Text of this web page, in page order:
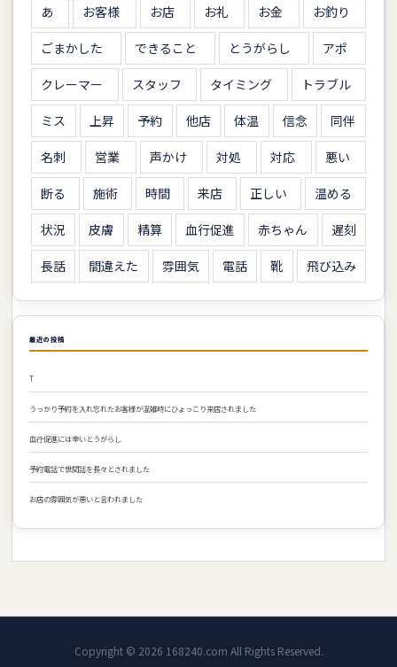
あ お客様 お店 お礼 お金 お釣り
ごまかした できること とうがらし アポ
クレーマー スタッフ タイミング トラブル
ミス 上昇 予約 他店 体温 信念 同伴
名刺 営業 声かけ 対処 対応 悪い
断る 施術 時間 来店 正しい 温める
状況 皮膚 精算 血行促進 赤ちゃん 遅刻
長話 間違えた 雰囲気 電話 靴 飛び込み
最近の投稿
T
うっかり予約を入れ忘れたお客様が混雑時にひょっこり来店されました
血行促進には辛いとうがらし
予約電話で世間話を長々とされました
お店の雰囲気が悪いと言われました
Copyright © 2026 168240.com All Rights Reserved.